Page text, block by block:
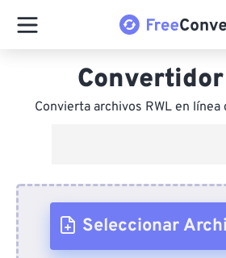
Convertidor
Convierta archivos RWL en
Seleccionar